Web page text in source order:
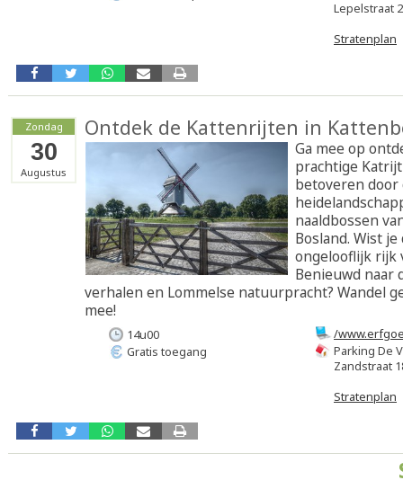
Lepelstraat
Stratenplan
Zondag
30
Augustus
Ontdek de Kattenrijten in
Ga mee op
prachtige
betoveren door
naaldbossen
Bosland. Wist
ongelooflijk rijk
Benieuwd naar
verhalen en Lommelse natuurpracht? Wandel
mee!
/
Parking De
Zandstraat
Stratenplan
14u00
Gratis toegang